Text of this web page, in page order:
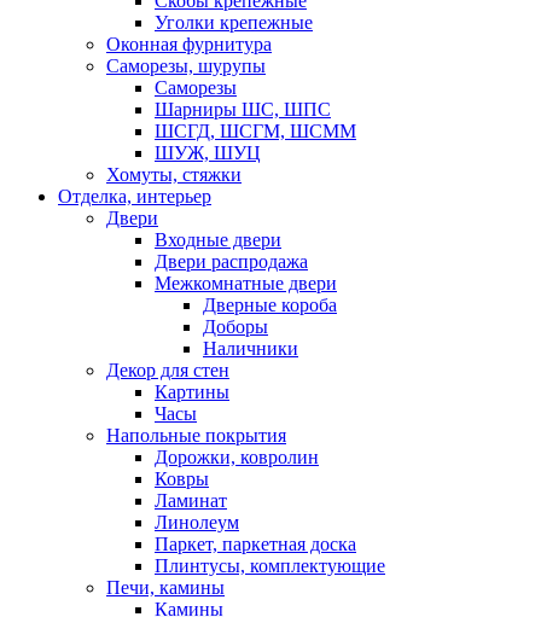
Уголки крепежные
Оконная фурнитура
Саморезы, шурупы
Саморезы
Шарниры ШС, ШПС
ШСГД, ШСГМ, ШСММ
ШУЖ, ШУЦ
Хомуты, стяжки
Отделка, интерьер
Двери
Входные двери
Двери распродажа
Межкомнатные двери
Дверные короба
Доборы
Наличники
Декор для стен
Картины
Часы
Напольные покрытия
Дорожки, ковролин
Ковры
Ламинат
Линолеум
Паркет, паркетная доска
Плинтусы, комплектующие
Печи, камины
Камины